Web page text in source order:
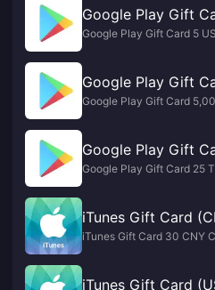
Google Play Gift
Google Play Gift Card 5
Google Play Gift
Google Play Gift Card
Google Play Gift
Google Play Gift Card 25
iTunes Gift Card
iTunes Gift Card 30 CNY
iTunes Gift Card